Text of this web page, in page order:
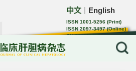
中文 English
ISSN 1001-5256 (Print)
ISSN 2097-3497 (Online)
CN 22-1108/R